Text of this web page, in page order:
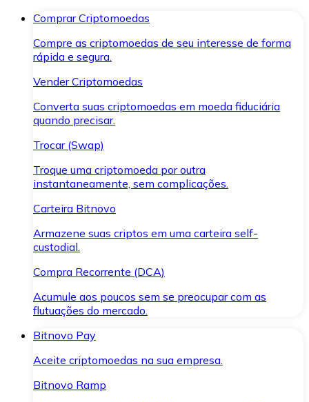
Comprar Criptomoedas
Compre as criptomoedas de seu interesse de forma
rápida e segura.
Vender Criptomoedas
Converta suas criptomoedas em moeda fiduciária
quando precisar.
Trocar (Swap)
Troque uma criptomoeda por outra
instantaneamente, sem complicações.
Carteira Bitnovo
Armazene suas criptos em uma carteira self-
custodial.
Compra Recorrente (DCA)
Acumule aos poucos sem se preocupar com as
flutuações do mercado.
Bitnovo Pay
Aceite criptomoedas na sua empresa.
Bitnovo Ramp